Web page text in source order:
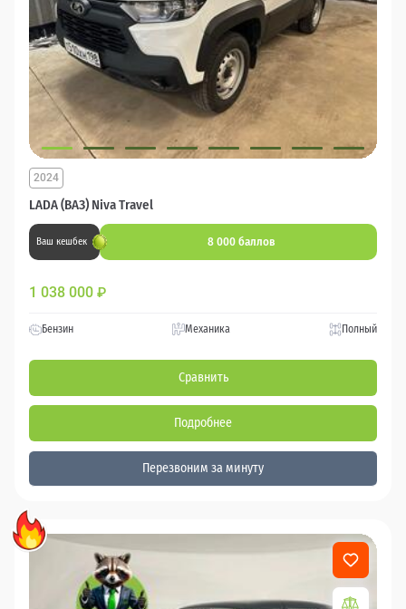
LADA (ВАЗ) Niva Travel
2024
Ваш кешбек 8 000 баллов
1 038 000 ₽
Бензин Механика Полный
Сравнить
Подробнее
Перезвоним за минуту